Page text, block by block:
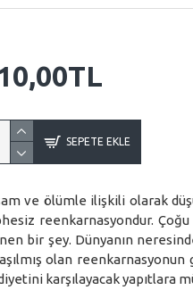
SEPETE EKLE
ve ölümle ilişkili olarak
reenkarnasyondur.
bir şey. Dünyanın
olan
karşılayacak yapıtlara